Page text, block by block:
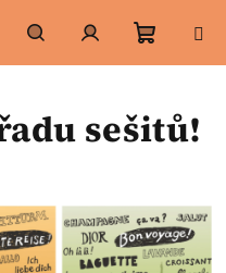
HledatPřihlášeníNákupní
košík
sešitů!